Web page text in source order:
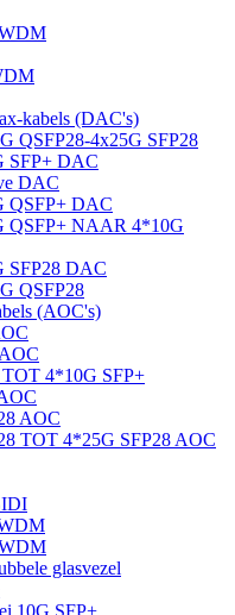
kabels (DAC's)
QSFP28-4x25G SFP28
SFP+ DAC
DAC
QSFP+ DAC
QSFP+ NAAR 4*10G
SFP28 DAC
QSFP28
(AOC's)
4*10G SFP+
AOC
TOT 4*25G SFP28 AOC
glasvezel
10G SFP+